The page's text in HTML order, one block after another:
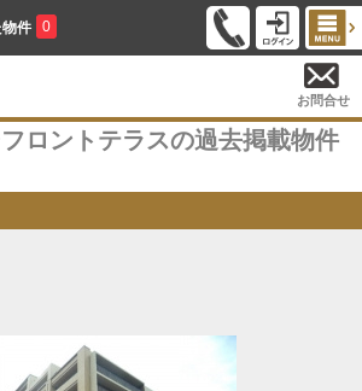
件 0
お問合せ
ロントテラスの過去掲載物件